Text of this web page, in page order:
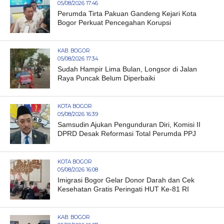
05/08/2026 17:46
Perumda Tirta Pakuan Gandeng Kejari Kota
Bogor Perkuat Pencegahan Korupsi
KAB. BOGOR
05/08/2026 17:34
Sudah Hampir Lima Bulan, Longsor di Jalan
Raya Puncak Belum Diperbaiki
KOTA BOGOR
05/08/2026 16:39
Samsudin Ajukan Pengunduran Diri, Komisi II
DPRD Desak Reformasi Total Perumda PPJ
KOTA BOGOR
05/08/2026 16:08
Imigrasi Bogor Gelar Donor Darah dan Cek
Kesehatan Gratis Peringati HUT Ke-81 RI
KAB. BOGOR